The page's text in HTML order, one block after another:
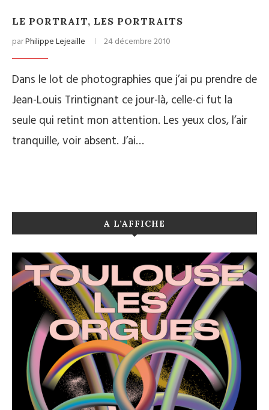
LE PORTRAIT, LES PORTRAITS
parPhilippe Lejeaille 24 décembre 2010
Dans le lot de photographies que j’ai pu prendre de
Jean-Louis Trintignant ce jour-là, celle-ci fut la
seule qui retint mon attention. Les yeux clos, l’air
tranquille, voir absent. J’ai…
A L’AFFICHE